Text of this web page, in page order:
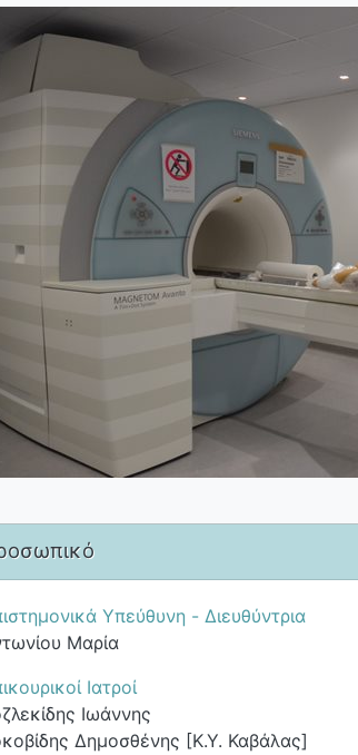
Υπεύθυνη - Διευθύντρια
Μαρία
Ιατροί
Ιωάννης
Δημοσθένης [Κ.Υ. Καβάλας]